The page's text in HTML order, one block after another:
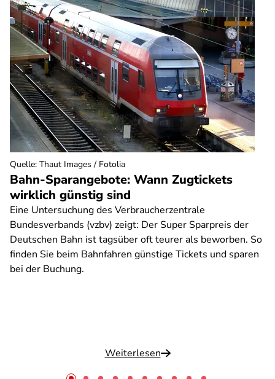
Bahn-Sparangebote: Wann Zugtickets
wirklich günstig sind
Eine Untersuchung des Verbraucherzentrale
Bundesverbands (vzbv) zeigt: Der Super Sparpreis der
Deutschen Bahn ist tagsüber oft teurer als beworben. So
finden Sie beim Bahnfahren günstige Tickets und sparen
bei der Buchung.
Weiterlesen
Quelle: Thaut Images / Fotolia